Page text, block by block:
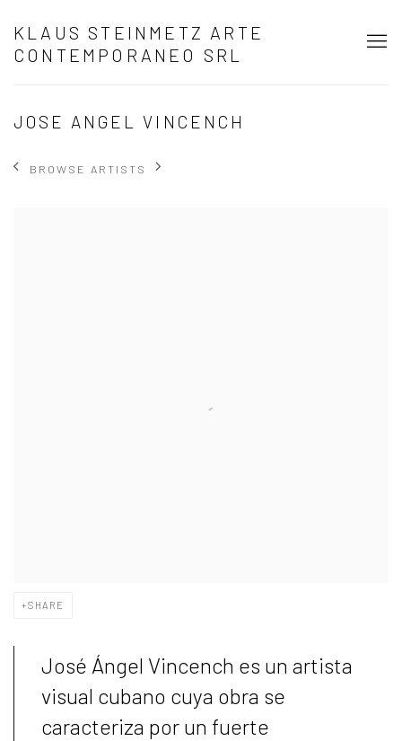
KLAUS STEINMETZ ARTE
CONTEMPORANEO SRL
JOSE ANGEL VINCENCH
BROWSE ARTISTS
SHARE
José Ángel Vincench es un artista
visual cubano cuya obra se
caracteriza por un fuerte